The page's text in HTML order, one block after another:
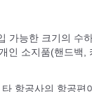
가능한 크기의 수
인 소지품(핸드백,
항공사의 항공편